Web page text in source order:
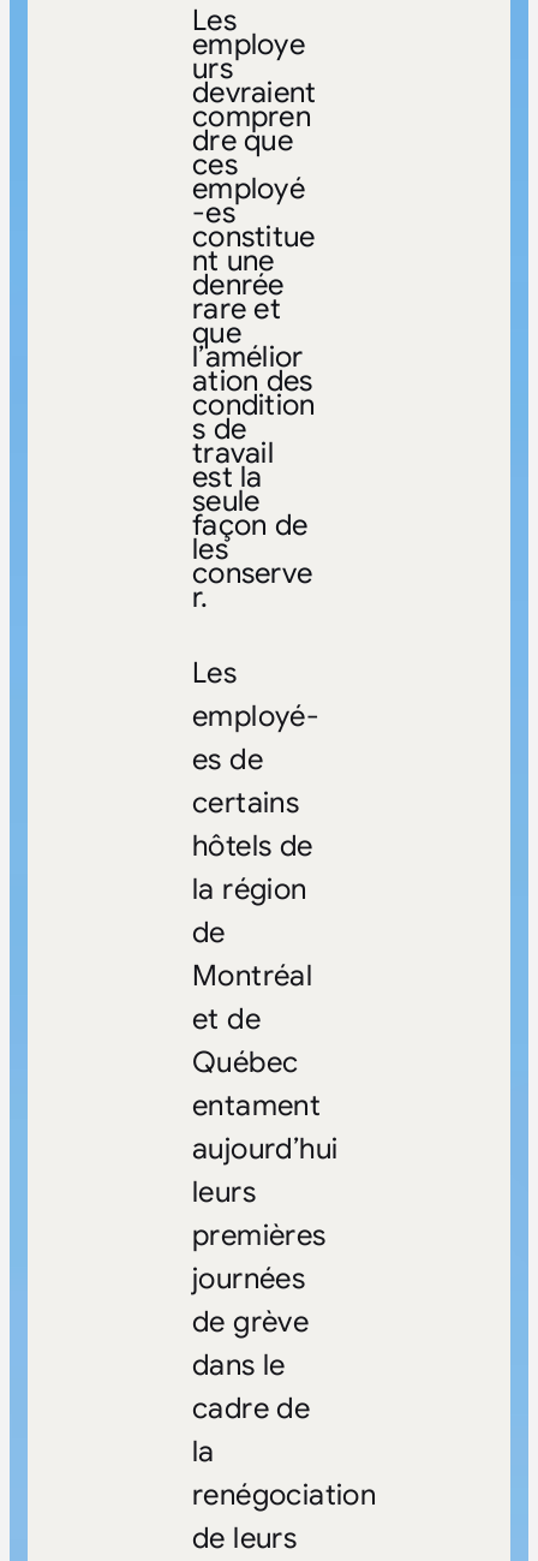
Les
employe
urs
devraient
compren
dre que
ces
employé
-es
constitue
nt une
denrée
rare et
que
l’amélior
ation des
condition
s de
travail
est la
seule
façon de
les
conserve
r.
Les
employé-
es de
certains
hôtels de
la région
de
Montréal
et de
Québec
entament
aujourd’hui
leurs
premières
journées
de grève
dans le
cadre de
la
renégociation
de leurs